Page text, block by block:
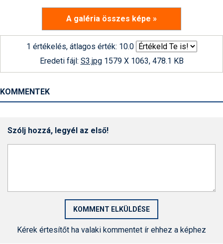
A galéria összes képe »
1 értékelés, átlagos érték: 10.0
Eredeti fájl: S3.jpg1579 X 1063, 478.1 KB
KOMMENTEK
Szólj hozzá, legyél az első!
Kérek értesítőt ha valaki kommentet ír ehhez a képhez